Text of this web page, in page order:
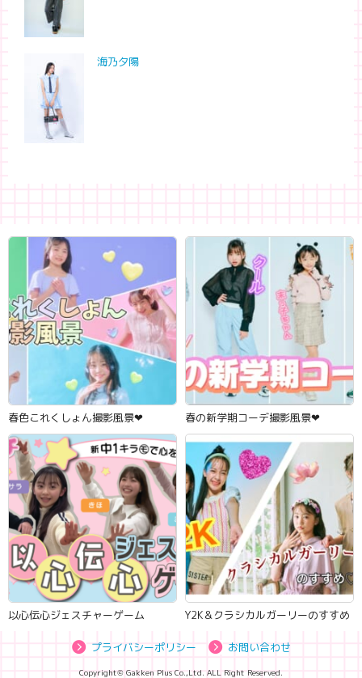
海乃夕陽
春色これくしょん撮影風景‪‪❤︎‬ 春の新学期コーデ撮影風景‪‪❤︎‬
以心伝心ジェスチャーゲーム Y2K＆クラシカルガーリーのすすめ
プライバシーポリシー お問い合わせ
Copyright© Gakken Plus Co.,Ltd. ALL Right Reserved.